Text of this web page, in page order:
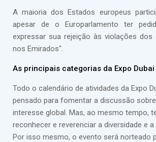
A maioria dos Estados europeus
apesar de o Europarlamento ter
expressar sua rejeição às violações dos
nos Emirados".
As principais categorias da Expo Dubai
Todo o calendário de atividades da Expo
pensado para fomentar a discussão
interesse global. Mas, ao mesmo tempo,
reconhecer e reverenciar a diversidade e
Por isso mesmo, o evento será norteado